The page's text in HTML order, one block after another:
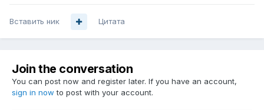
Вставить ник Цитата
Join the conversation
You can post now and register later. If you have an account,
sign in now to post with your account.